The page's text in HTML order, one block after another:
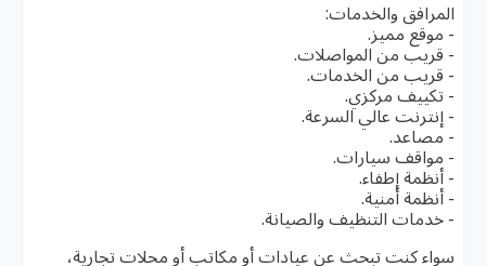
المرافق والخدمات:
- موقع مميز.
- قريب من المواصلات.
- قريب من الخدمات.
- تكييف مركزي.
- إنترنت عالي السرعة.
- مصاعد.
- مواقف سيارات.
- أنظمة إطفاء.
- أنظمة أمنية.
- خدمات التنظيف والصيانة.
سواء كنت تبحث عن عيادات أو مكاتب أو محلات تجارية،